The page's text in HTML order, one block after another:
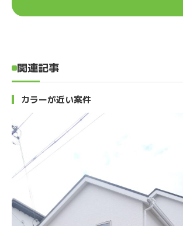
関連記事
カラーが近い案件